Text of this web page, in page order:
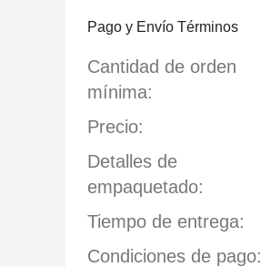
Pago y Envío Términos
Cantidad de orden
mínima:
Precio:
Detalles de
empaquetado:
Tiempo de entrega:
Condiciones de pago: